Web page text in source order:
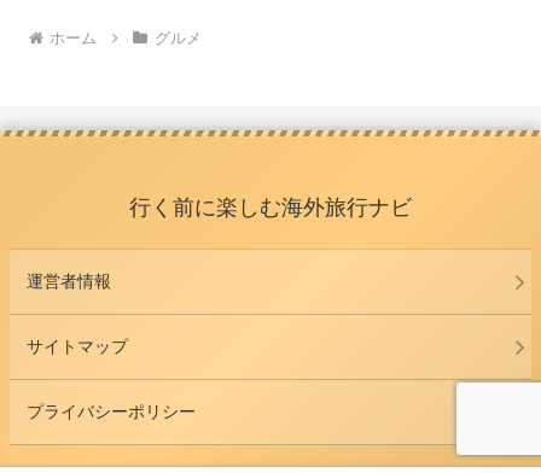
ホーム グルメ
行く前に楽しむ海外旅行ナビ
運営者情報
サイトマップ
プライバシーポリシー